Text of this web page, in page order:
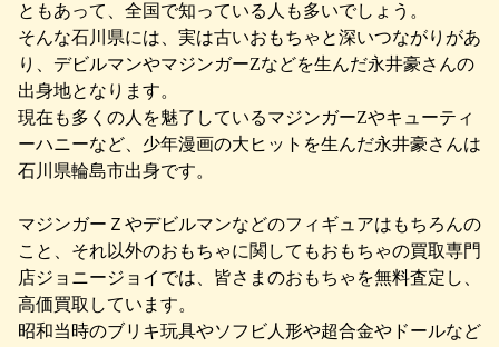
ともあって、全国で知っている人も多いでしょう。
そんな石川県には、実は古いおもちゃと深いつながりがあ
り、デビルマンやマジンガーZなどを生んだ永井豪さんの
出身地となります。
現在も多くの人を魅了しているマジンガーZやキューティ
ーハニーなど、少年漫画の大ヒットを生んだ永井豪さんは
石川県輪島市出身です。
マジンガーＺやデビルマンなどのフィギュアはもちろんの
こと、それ以外のおもちゃに関してもおもちゃの買取専門
店ジョニージョイでは、皆さまのおもちゃを無料査定し、
高価買取しています。
昭和当時のブリキ玩具やソフビ人形や超合金やドールなど